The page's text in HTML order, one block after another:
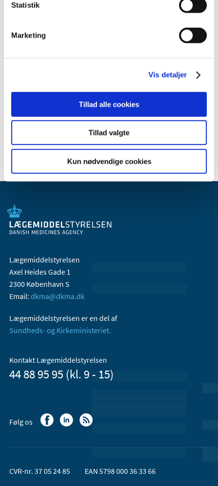
Statistik
Marketing
Vis detaljer
Tillad alle cookies
Tillad valgte
Kun nødvendige cookies
juli (1)
maj (2)
januar (1)
2006 (9)
Lægemiddelstyrelsen
Axel Heides Gade 1
2300 København S
Email: dkma@dkma.dk
Lægemiddelstyrelsen er en del af
Sundheds- og Kirkeministeriet.
Kontakt Lægemiddelstyrelsen
44 88 95 95 (kl. 9 - 15)
Følg os
CVR-nr. 37 05 24 85 EAN 5798 000 36 33 66